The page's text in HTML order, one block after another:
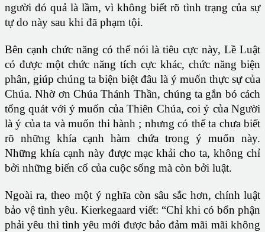
người đó quả là lầm, vì không biết rõ tình trạng của sự
tự do này sau khi đã phạm tội.
Bên cạnh chức năng có thể nói là tiêu cực này, Lề Luật
có được một chức năng tích cực khác, chức năng biện
phân, giúp chúng ta biện biệt đâu là ý muốn thực sự của
Chúa. Nhờ ơn Chúa Thánh Thần, chúng ta gắn bó cách
tổng quát với ý muốn của Thiên Chúa, coi ý của Người
là ý của ta và muốn thi hành ; nhưng có thể ta chưa biết
rõ những khía cạnh hàm chứa trong ý muốn này.
Những khía cạnh này được mạc khải cho ta, không chỉ
bởi những biến cố của cuộc sống mà còn bởi luật.
Ngoài ra, theo một ý nghĩa còn sâu sắc hơn, chính luật
bảo vệ tình yêu. Kierkegaard viết: “Chỉ khi có bổn phận
phải yêu thì tình yêu mới được bảo đảm mãi mãi không